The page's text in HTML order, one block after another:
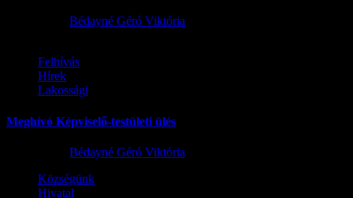
Bédayné Géró Viktória
Felhívás
Hírek
Lakossági
Meghívó Képviselő-testületi ülés
Bédayné Géró Viktória
Községünk
Hivatal